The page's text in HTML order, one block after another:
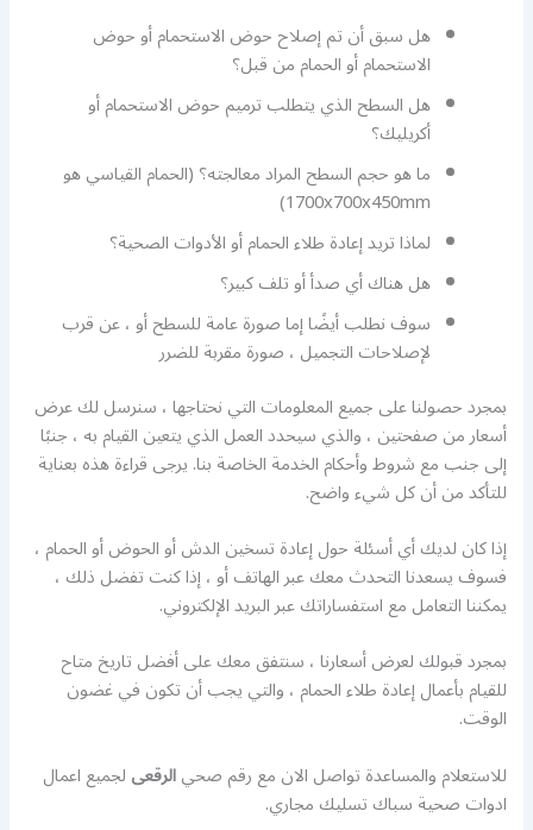
هل سبق أن تم إصلاح حوض الاستحمام أو حوض
الاستحمام أو الحمام من قبل؟
هل السطح الذي يتطلب ترميم حوض الاستحمام أو
أكريليك؟
ما هو حجم السطح المراد معالجته؟ (الحمام القياسي هو
1700x700x450mm)
لماذا تريد إعادة طلاء الحمام أو الأدوات الصحية؟
هل هناك أي صدأ أو تلف كبير؟
سوف نطلب أيضًا إما صورة عامة للسطح أو ، عن قرب
لإصلاحات التجميل ، صورة مقربة للضرر
بمجرد حصولنا على جميع المعلومات التي نحتاجها ، سنرسل لك عرض
أسعار من صفحتين ، والذي سيحدد العمل الذي يتعين القيام به ، جنبًا
إلى جنب مع شروط وأحكام الخدمة الخاصة بنا. يرجى قراءة هذه بعناية
للتأكد من أن كل شيء واضح.
إذا كان لديك أي أسئلة حول إعادة تسخين الدش أو الحوض أو الحمام ،
فسوف يسعدنا التحدث معك عبر الهاتف أو ، إذا كنت تفضل ذلك ،
يمكننا التعامل مع استفساراتك عبر البريد الإلكتروني.
بمجرد قبولك لعرض أسعارنا ، سنتفق معك على أفضل تاريخ متاح
للقيام بأعمال إعادة طلاء الحمام ، والتي يجب أن تكون في غضون
الوقت.
للاستعلام والمساعدة تواصل الان مع رقم صحيالرقعىلجميع اعمال
ادوات صحية سباك تسليك مجاري.